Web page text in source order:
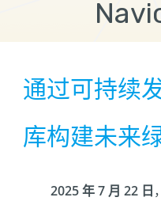
通过可持续
库构建未来
2025 年 7 月 22 日